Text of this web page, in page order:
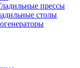
прессы
столы